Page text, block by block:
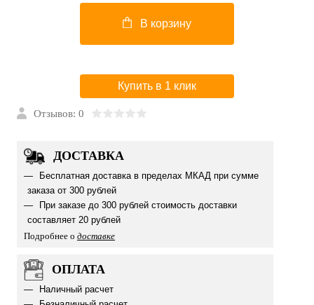
В корзину
Купить в 1 клик
Отзывов: 0
ДОСТАВКА
Бесплатная доставка в пределах МКАД при сумме
заказа от 300 рублей
При заказе до 300 рублей стоимость доставки
составляет 20 рублей
Подробнее о доставке
ОПЛАТА
Наличный расчет